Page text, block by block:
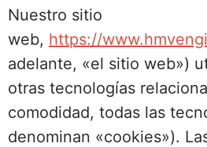
Nuestro sitio
web, https://
adelante, «el sitio web»)
otras tecnologías
comodidad, todas las
denominan «cookies»).